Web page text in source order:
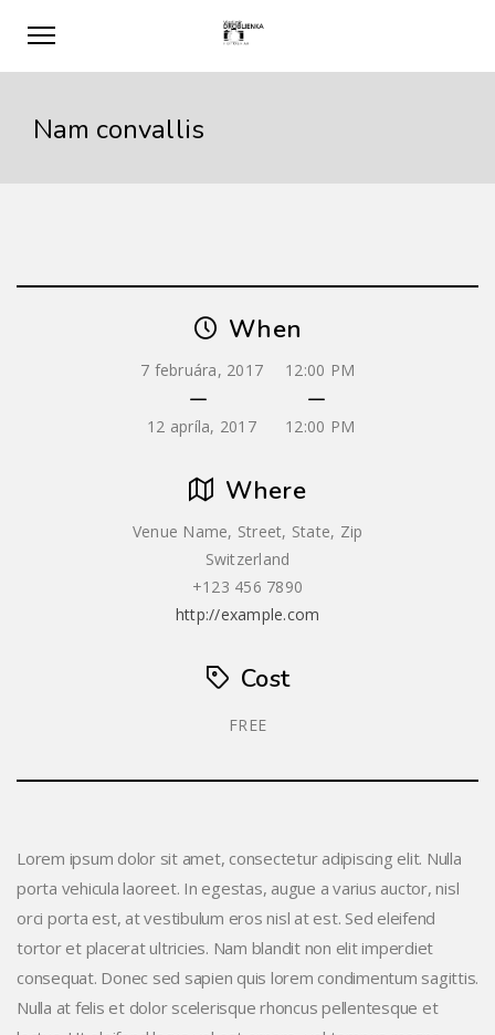
Nam convallis
When
7 februára, 2017
12 apríla, 2017
12:00 PM
12:00 PM
Where
Venue Name, Street, State, Zip
Switzerland
+123 456 7890
http://example.com
Cost
FREE
Lorem ipsum dolor sit amet, consectetur adipiscing elit. Nulla
porta vehicula laoreet. In egestas, augue a varius auctor, nisl
orci porta est, at vestibulum eros nisl at est. Sed eleifend
tortor et placerat ultricies. Nam blandit non elit imperdiet
consequat. Donec sed sapien quis lorem condimentum sagittis.
Nulla at felis et dolor scelerisque rhoncus pellentesque et